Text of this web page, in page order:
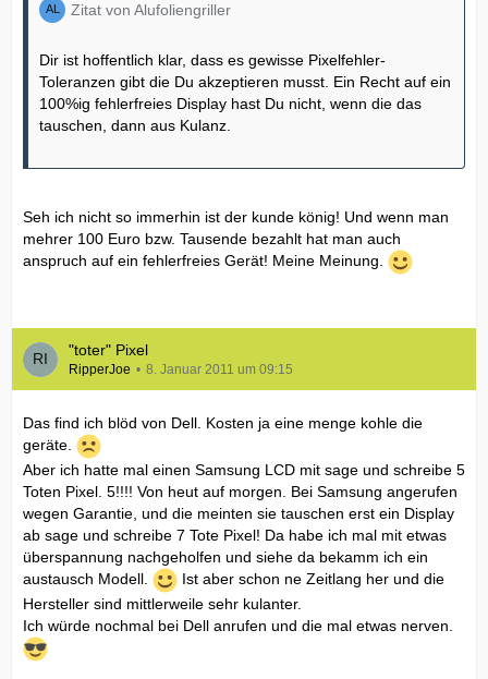
Zitat von Alufoliengriller
Dir ist hoffentlich klar, dass es gewisse Pixelfehler-
Toleranzen gibt die Du akzeptieren musst. Ein Recht auf ein
100%ig fehlerfreies Display hast Du nicht, wenn die das
tauschen, dann aus Kulanz.
Seh ich nicht so immerhin ist der kunde könig! Und wenn man
mehrer 100 Euro bzw. Tausende bezahlt hat man auch
anspruch auf ein fehlerfreies Gerät! Meine Meinung.
"toter" Pixel
RipperJoe 8. Januar 2011 um 09:15
Das find ich blöd von Dell. Kosten ja eine menge kohle die
geräte.
Aber ich hatte mal einen Samsung LCD mit sage und schreibe 5
Toten Pixel. 5!!!! Von heut auf morgen. Bei Samsung angerufen
wegen Garantie, und die meinten sie tauschen erst ein Display
ab sage und schreibe 7 Tote Pixel! Da habe ich mal mit etwas
überspannung nachgeholfen und siehe da bekamm ich ein
austausch Modell.
Ist aber schon ne Zeitlang her und die
Hersteller sind mittlerweile sehr kulanter.
Ich würde nochmal bei Dell anrufen und die mal etwas nerven.